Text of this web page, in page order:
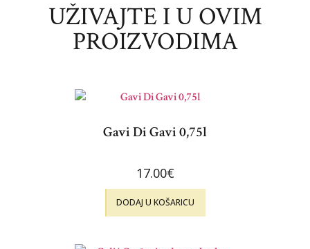
UŽIVAJTE I U OVIM
PROIZVODIMA
Gavi Di Gavi 0,75l
17.00€
DODAJ U KOŠARICU